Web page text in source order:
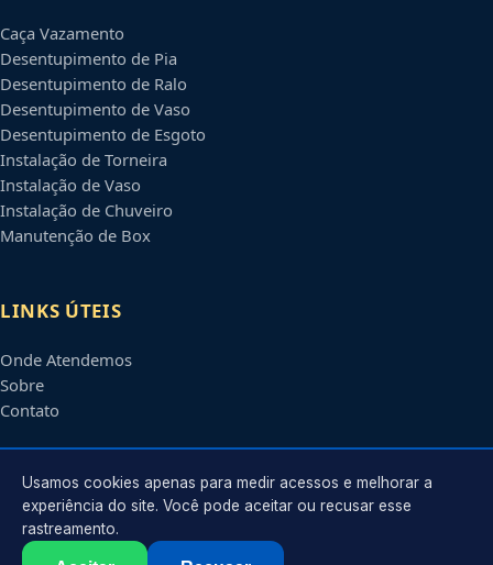
Caça Vazamento
Desentupimento de Pia
Desentupimento de Ralo
Desentupimento de Vaso
Desentupimento de Esgoto
Instalação de Torneira
Instalação de Vaso
Instalação de Chuveiro
Manutenção de Box
LINKS ÚTEIS
Onde Atendemos
Sobre
Contato
CONTATO
Atendimento em
contato@encanadoremblumenau.com.br
Usamos cookies apenas para medir acessos e melhorar a
experiência do site. Você pode aceitar ou recusar esse
rastreamento.